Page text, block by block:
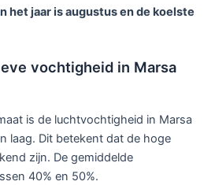
het jaar is augustus en de koelste
vochtigheid in Marsa
is de luchtvochtigheid in Marsa
laag. Dit betekent dat de hoge
zijn. De gemiddelde
40% en 50%.